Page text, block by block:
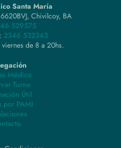
Santa María
Chivilcoy, BA
529575
2346 532343
de 8 a 20hs.
Médico
Turno
Útil
por PAMI